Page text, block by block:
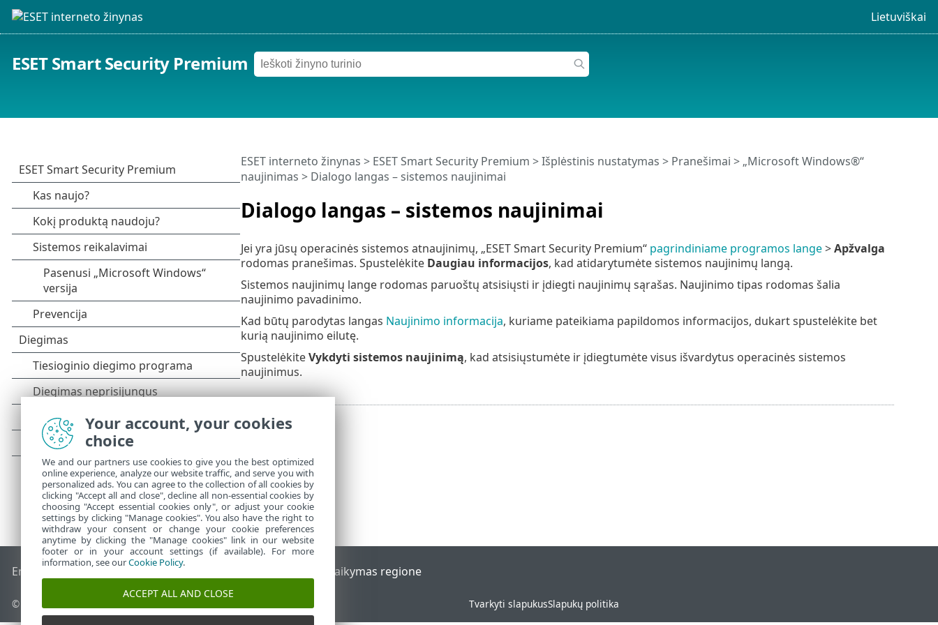
Lietuviškai
ESET Smart Security Premium
Dialogo langas – sistemos naujinimai
ESET interneto žinynas > ESET Smart Security Premium >Išplėstinis nustatymas > Pranešimai >„Microsoft Windows®“
naujinimas > Dialogo langas – sistemos naujinimai
Jei yra jūsų operacinės sistemos atnaujinimų, „ESET Smart Security Premium“ pagrindiniame programos lange>Apžvalga
rodomas pranešimas. Spustelėkite Daugiau informacijos, kad atidarytumėte sistemos naujinimų langą.
Sistemos naujinimų lange rodomas paruoštų atsisiųsti ir įdiegti naujinimų sąrašas. Naujinimo tipas rodomas šalia
naujinimo pavadinimo.
Kad būtų parodytas langas Naujinimo informacija, kuriame pateikiama papildomos informacijos, dukart spustelėkite bet
kurią naujinimo eilutę.
SpustelėkiteVykdyti sistemos naujinimą, kad atsisiųstumėte ir įdiegtumėte visus išvardytus operacinės sistemos
naujinimus.
End of Life ESET žinių bazė ESET forumas Palaikymas regione
© 1992 - 2025 ESET, spol. s r.o. - Visos teisės saugomos. Tvarkyti slapukusSlapukų politika
Your account, your cookies
choice
We and our partners use cookies to give you the best optimized
online experience, analyze our website traffic, and serve you with
personalized ads. You can agree to the collection of all cookies by
clicking "Accept all and close", decline all non-essential cookies by
choosing "Accept essential cookies only", or adjust your cookie
settings by clicking "Manage cookies". You also have the right to
withdraw your consent or change your cookie preferences
anytime by clicking the "Manage cookies" link in our website
footer or in your account settings (if available). For more
information, see ourCookie Policy.
ACCEPT ALL AND CLOSE